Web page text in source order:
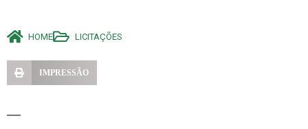
HOME LICITAÇÕES
IMPRESSÃO